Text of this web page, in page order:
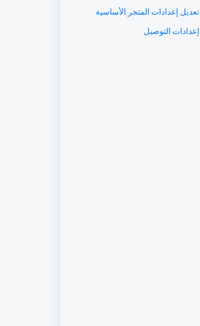
تعديل إعدادات المتجر الأساسية
إعدادات التوصيل